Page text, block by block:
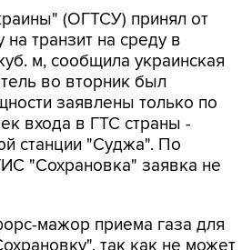
(ОГТСУ) принял от
на транзит на среду в
м, сообщила украинская
во вторник был
заявлены только по
входа в ГТС страны -
станции "Суджа". По
"Сохрановка" заявка не
мажор приема газа для